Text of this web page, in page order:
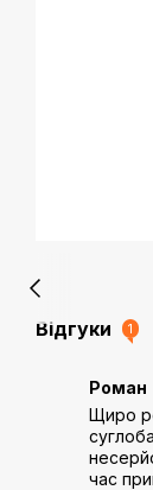
Відгуки 1
Роман
Щиро
час